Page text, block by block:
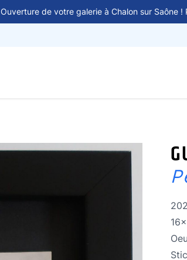
Ouverture de votre galerie à Chalon sur Saône !